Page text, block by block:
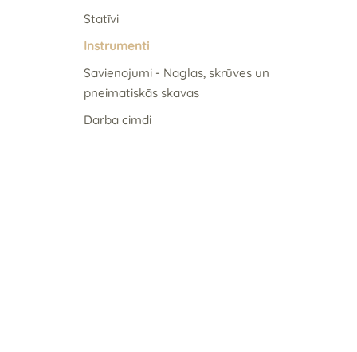
Statīvi
Instrumenti
Savienojumi - Naglas, skrūves un
pneimatiskās skavas
Darba cimdi